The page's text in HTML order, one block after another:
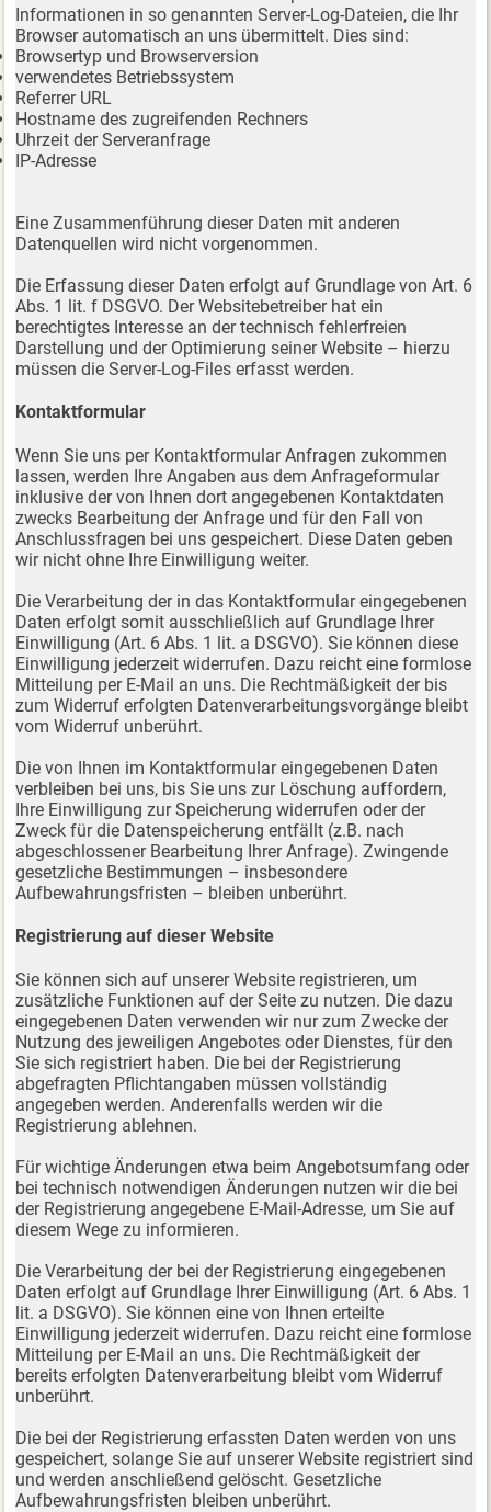
Informationen in so genannten Server-Log-Dateien, die Ihr
Browser automatisch an uns übermittelt. Dies sind:
Browsertyp und Browserversion
verwendetes Betriebssystem
Referrer URL
Hostname des zugreifenden Rechners
Uhrzeit der Serveranfrage
IP-Adresse
Eine Zusammenführung dieser Daten mit anderen
Datenquellen wird nicht vorgenommen.
Die Erfassung dieser Daten erfolgt auf Grundlage von Art. 6
Abs. 1 lit. f DSGVO. Der Websitebetreiber hat ein
berechtigtes Interesse an der technisch fehlerfreien
Darstellung und der Optimierung seiner Website – hierzu
müssen die Server-Log-Files erfasst werden.
Kontaktformular
Wenn Sie uns per Kontaktformular Anfragen zukommen
lassen, werden Ihre Angaben aus dem Anfrageformular
inklusive der von Ihnen dort angegebenen Kontaktdaten
zwecks Bearbeitung der Anfrage und für den Fall von
Anschlussfragen bei uns gespeichert. Diese Daten geben
wir nicht ohne Ihre Einwilligung weiter.
Die Verarbeitung der in das Kontaktformular eingegebenen
Daten erfolgt somit ausschließlich auf Grundlage Ihrer
Einwilligung (Art. 6 Abs. 1 lit. a DSGVO). Sie können diese
Einwilligung jederzeit widerrufen. Dazu reicht eine formlose
Mitteilung per E-Mail an uns. Die Rechtmäßigkeit der bis
zum Widerruf erfolgten Datenverarbeitungsvorgänge bleibt
vom Widerruf unberührt.
Die von Ihnen im Kontaktformular eingegebenen Daten
verbleiben bei uns, bis Sie uns zur Löschung auffordern,
Ihre Einwilligung zur Speicherung widerrufen oder der
Zweck für die Datenspeicherung entfällt (z.B. nach
abgeschlossener Bearbeitung Ihrer Anfrage). Zwingende
gesetzliche Bestimmungen – insbesondere
Aufbewahrungsfristen – bleiben unberührt.
Registrierung auf dieser Website
Sie können sich auf unserer Website registrieren, um
zusätzliche Funktionen auf der Seite zu nutzen. Die dazu
eingegebenen Daten verwenden wir nur zum Zwecke der
Nutzung des jeweiligen Angebotes oder Dienstes, für den
Sie sich registriert haben. Die bei der Registrierung
abgefragten Pflichtangaben müssen vollständig
angegeben werden. Anderenfalls werden wir die
Registrierung ablehnen.
Für wichtige Änderungen etwa beim Angebotsumfang oder
bei technisch notwendigen Änderungen nutzen wir die bei
der Registrierung angegebene E-Mail-Adresse, um Sie auf
diesem Wege zu informieren.
Die Verarbeitung der bei der Registrierung eingegebenen
Daten erfolgt auf Grundlage Ihrer Einwilligung (Art. 6 Abs. 1
lit. a DSGVO). Sie können eine von Ihnen erteilte
Einwilligung jederzeit widerrufen. Dazu reicht eine formlose
Mitteilung per E-Mail an uns. Die Rechtmäßigkeit der
bereits erfolgten Datenverarbeitung bleibt vom Widerruf
unberührt.
Die bei der Registrierung erfassten Daten werden von uns
gespeichert, solange Sie auf unserer Website registriert sind
und werden anschließend gelöscht. Gesetzliche
Aufbewahrungsfristen bleiben unberührt.